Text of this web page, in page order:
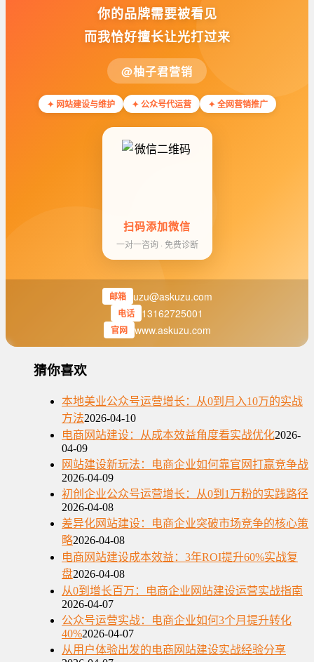
你的品牌需要被看见
而我恰好擅长让光打过来
@柚子君营销
✦ 网站建设与维护 ✦ 公众号代运营 ✦ 全网营销推广
扫码添加微信
一对一咨询 · 免费诊断
邮箱 uzu@askuzu.com
电话 13162725001
官网 www.askuzu.com
猜你喜欢
本地美业公众号运营增长：从0到月入10万的实战
方法2026-04-10
电商网站建设：从成本效益角度看实战优化2026-
04-09
网站建设新玩法：电商企业如何靠官网打赢竞争战
2026-04-09
初创企业公众号运营增长：从0到1万粉的实践路径
2026-04-08
差异化网站建设：电商企业突破市场竞争的核心策
略2026-04-08
电商网站建设成本效益：3年ROI提升60%实战复
盘2026-04-08
从0到增长百万：电商企业网站建设运营实战指南
2026-04-07
公众号运营实战：电商企业如何3个月提升转化
40%2026-04-07
从用户体验出发的电商网站建设实战经验分享